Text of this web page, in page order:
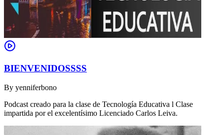
BIENVENIDOSSSS
By yenniferbono
Podcast creado para la clase de Tecnología Educativa l Clase
impartida por el excelentísimo Licenciado Carlos Leiva.